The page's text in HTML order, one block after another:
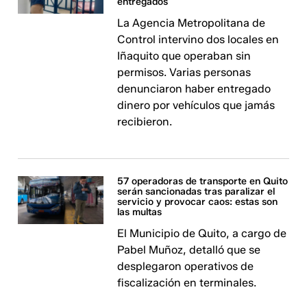
La Agencia Metropolitana de
Control intervino dos locales en
Iñaquito que operaban sin
permisos. Varias personas
denunciaron haber entregado
dinero por vehículos que jamás
recibieron.
57 operadoras de transporte en Quito
serán sancionadas tras paralizar el
servicio y provocar caos: estas son
las multas
El Municipio de Quito, a cargo de
Pabel Muñoz, detalló que se
desplegaron operativos de
fiscalización en terminales.